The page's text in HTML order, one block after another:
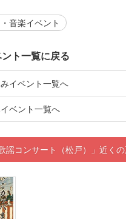
音楽イベント
ト一覧に戻る
イベント一覧へ
ベント一覧へ
謡コンサート（松戸）」近く